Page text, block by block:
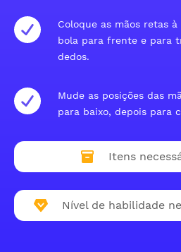
Coloque as mãos retas
bola para frente e para
dedos.
Mude as posições das
para baixo, depois para
Itens
Nível de habilidade